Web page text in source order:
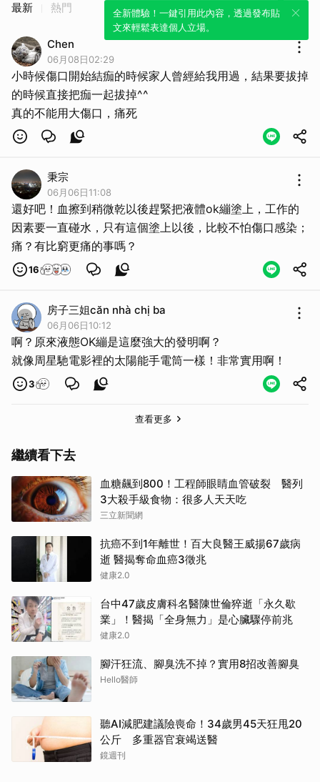
全新體驗！一鍵引用此內容，透過發布貼
文來輕鬆表達個人立場。
最新 熱門
Chen
06月08日02:29
小時候傷口開始結痂的時候家人曾經給我用過，結果要拔掉
的時候直接把痂一起拔掉^^
真的不能用大傷口，痛死
秉宗
06月06日11:08
還好吧！血擦到稍微乾以後趕緊把液體ok繃塗上，工作的
因素要一直碰水，只有這個塗上以後，比較不怕傷口感染；
痛？有比窮更痛的事嗎？
16
房子三姐căn nhà chị ba
06月06日10:12
啊？原來液態OK繃是這麼強大的發明啊？
就像周星馳電影裡的太陽能手電筒一樣！非常實用啊！
3
查看更多
繼續看下去
血糖飆到800！工程師眼睛血管破裂 醫列
3大殺手級食物：很多人天天吃
三立新聞網
抗癌不到1年離世！百大良醫王威揚67歲病
逝 醫揭奪命血癌3徵兆
健康2.0
台中47歲皮膚科名醫陳世倫猝逝「永久歇
業」！醫揭「全身無力」是心臟驟停前兆
健康2.0
腳汗狂流、腳臭洗不掉？實用8招改善腳臭
Hello醫師
聽AI減肥建議險喪命！34歲男45天狂甩20
公斤 多重器官衰竭送醫
鏡週刊